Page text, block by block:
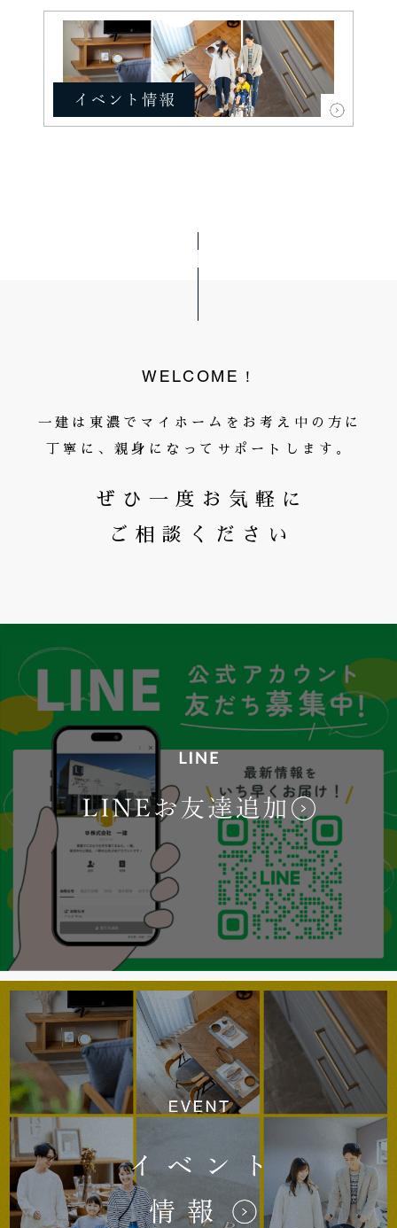
WELCOME！
一建は東濃でマイホームをお考え中の方に
丁寧に、親身になってサポートします。
ぜひ一度お気軽に
ご相談ください